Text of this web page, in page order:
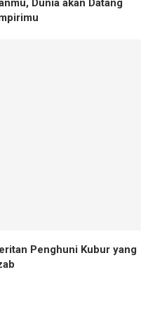
Dunia akan Datang
Penghuni Kubur yang